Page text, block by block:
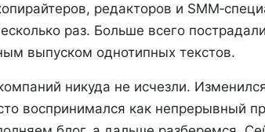
редакторов и
раз. Больше всего
выпуском однотипных текстов.
никуда не исчезли.
воспринимался как непрерывный